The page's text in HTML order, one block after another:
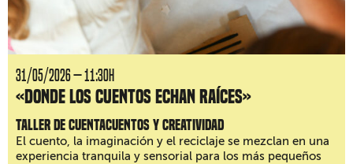
31/05/2026 — 11:30H
«Donde los cuentos echan raíces»
Taller de cuentacuentos y creatividad
El cuento, la imaginación y el reciclaje se mezclan en una
experiencia tranquila y sensorial para los más pequeños